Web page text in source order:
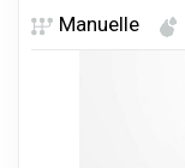
Manuelle